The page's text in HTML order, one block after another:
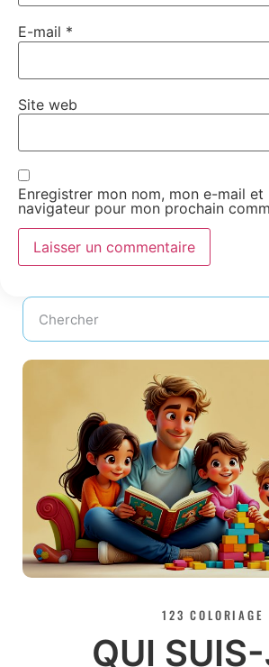
E-mail *
Site web
Enregistrer mon nom, mon e-mail
navigateur pour mon prochain
123 COLORIAGE
QUI